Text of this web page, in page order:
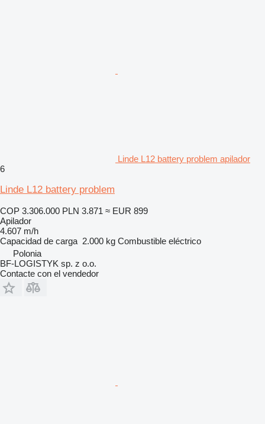
Linde L12 battery problem apilador
6
Linde L12 battery problem
COP 3.306.000 PLN 3.871 ≈ EUR 899
Apilador
4.607 m/h
Capacidad de carga 2.000 kg Combustible eléctrico
Polonia
BF-LOGISTYK sp. z o.o.
Contacte con el vendedor